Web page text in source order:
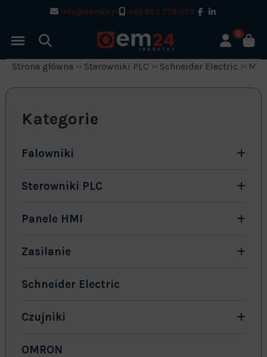
info@oem24.pl +48 683 778 005
0
Strona główna Sterowniki PLC Schneider Electric
Kategorie
Falowniki
Sterowniki PLC
Panele HMI
Zasilanie
Schneider Electric
Czujniki
OMRON